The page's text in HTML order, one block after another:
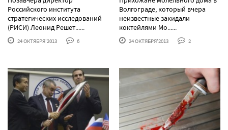
Российского института
стратегических исследований
(РИСИ) Леонид Решет......
24 ОКТЯБРЯ'2013 6
Волгограде, который вчера
неизвестные закидали
коктейлями Мо......
24 ОКТЯБРЯ'2013 2